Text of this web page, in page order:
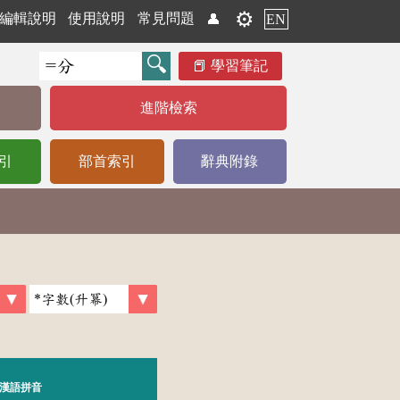
編輯說明 使用說明 常見問題 👤 ⚙️ EN
學習筆記
進階檢索
部首索引 辭典附錄
漢語拼音